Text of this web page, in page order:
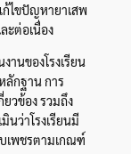
ไขปัญหายาเสพ
ะต่อเนื่อง
านของโรงเรียน
ลักฐาน การ
วข้อง รวมถึง
นว่าโรงเรียนมี
เพชรตามเกณฑ์